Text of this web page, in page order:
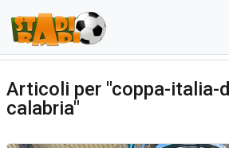
Articoli per "coppa-italia-
calabria"